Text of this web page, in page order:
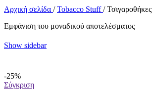
Αρχική σελίδα / Tobacco Stuff/ Τσιγαροθήκες
Εμφάνιση του μοναδικού αποτελέσματος
Show sidebar
-25%
Σύγκριση